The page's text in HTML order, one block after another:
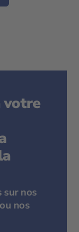
votre
sur nos
nos